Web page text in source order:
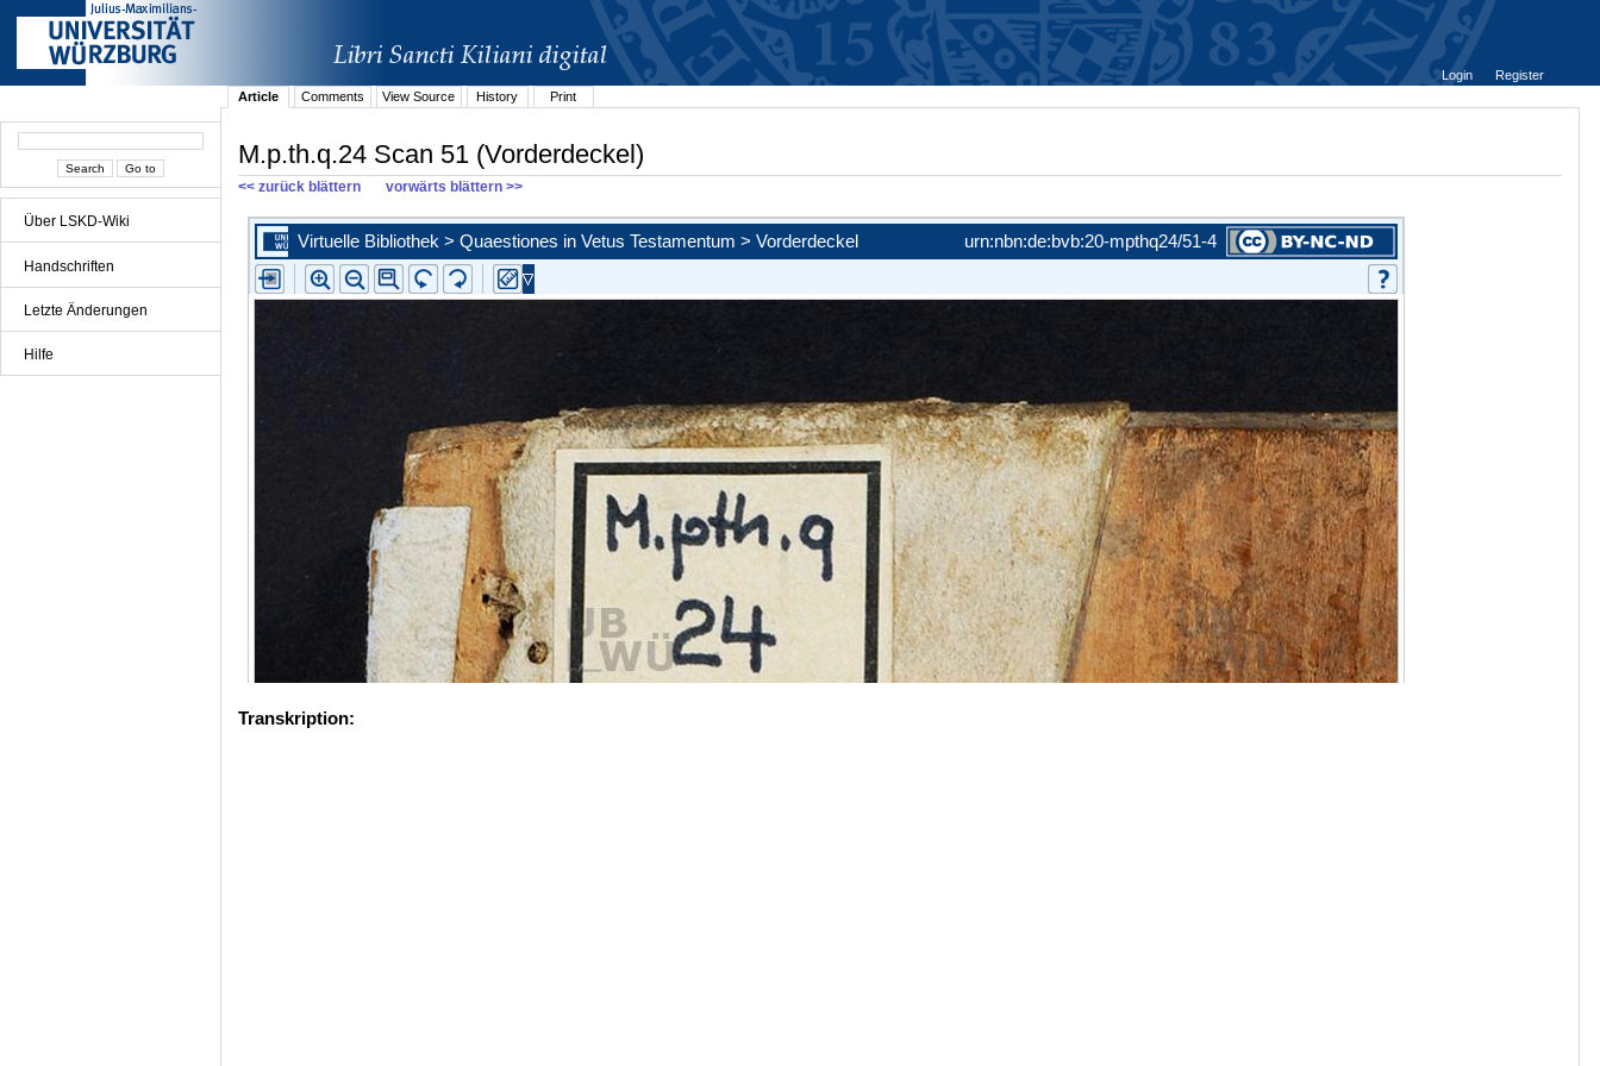
Über LSKD-Wiki
Handschriften
Letzte Änderungen
Hilfe
Login
Register
Article
Comments View Source History Print
M.p.th.q.24 Scan 51 (Vorderdeckel)
<< zurück blättern vorwärts blättern >>
Transkription: